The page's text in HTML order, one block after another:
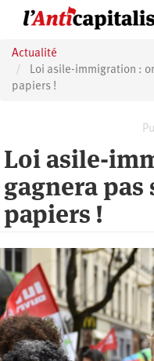
principal
Actualité
Loi asile-immigration :
papiers !
Loi asile-
gagnera pas
papiers !